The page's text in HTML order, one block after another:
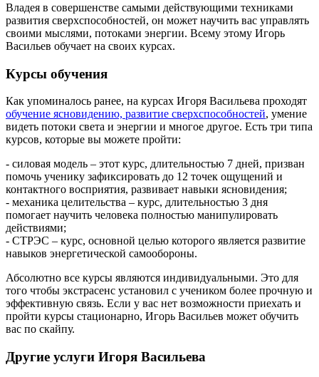
Владея в совершенстве самыми действующими техниками
развития сверхспособностей, он может научить вас управлять
своими мыслями, потоками энергии. Всему этому Игорь
Васильев обучает на своих курсах.
Курсы обучения
Как упоминалось ранее, на курсах Игоря Васильева проходят
обучение ясновидению, развитие сверхспособностей, умение
видеть потоки света и энергии и многое другое. Есть три типа
курсов, которые вы можете пройти:
- силовая модель – этот курс, длительностью 7 дней, призван
помочь ученику зафиксировать до 12 точек ощущений и
контактного восприятия, развивает навыки ясновидения;
- механика целительства – курс, длительностью 3 дня
помогает научить человека полностью манипулировать
действиями;
- СТРЭС – курс, основной целью которого является развитие
навыков энергетической самообороны.
Абсолютно все курсы являются индивидуальными. Это для
того чтобы экстрасенс установил с учеником более прочную и
эффективную связь. Если у вас нет возможности приехать и
пройти курсы стационарно, Игорь Васильев может обучить
вас по скайпу.
Другие услуги Игоря Васильева